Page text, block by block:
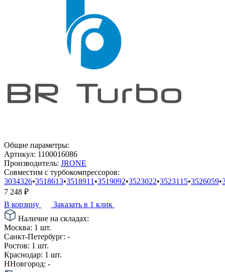
Общие параметры:
Артикул: 1100016086
Производитель: JRONE
Совместим с турбокомпрессоров:
3034326•3518613•3518911 •3519092•3523022•3523115•3526059•
7 248 ₽
В корзину
Заказать в 1 клик
Наличие на складах:
Москва: 1 шт.
Санкт-Петербург: -
Ростов: 1 шт.
Краснодар: 1 шт.
ННовгород: -